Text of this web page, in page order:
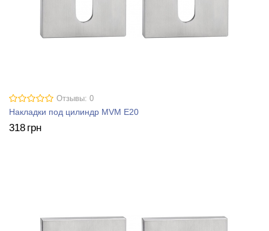
Отзывы: 0
Накладки под цилиндр MVM E20
318 грн